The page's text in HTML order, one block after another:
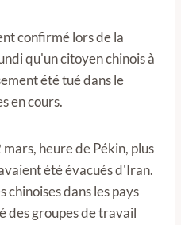
confirmé lors de la
qu'un citoyen chinois à
été tué dans le
en cours.
heure de Pékin, plus
été évacués d'Iran.
chinoises dans les pays
des groupes de travail